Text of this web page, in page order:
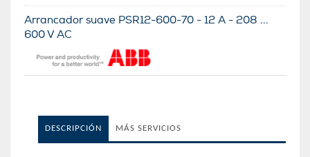
Arrancador suave PSR12-600-70 - 12 A - 208 ...
600 V AC
DESCRIPCIÓN MÁS SERVICIOS